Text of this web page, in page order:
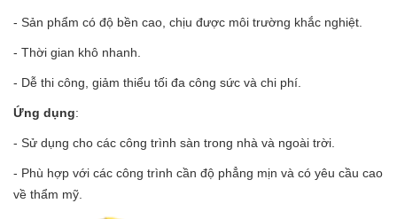
- Sản phẩm có độ bền cao, chịu được môi trường khắc nghiệt.
- Thời gian khô nhanh.
- Dễ thi công, giảm thiểu tối đa công sức và chi phí.
Ứng dụng:
- Sử dụng cho các công trình sàn trong nhà và ngoài trời.
- Phù hợp với các công trình cần độ phẳng mịn và có yêu cầu cao
về thẩm mỹ.